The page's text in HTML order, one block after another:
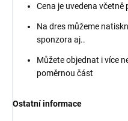
Cena je uvedena
Na dres můžeme
sponzora aj..
Můžete objednat i více
poměrnou část
Ostatní informace